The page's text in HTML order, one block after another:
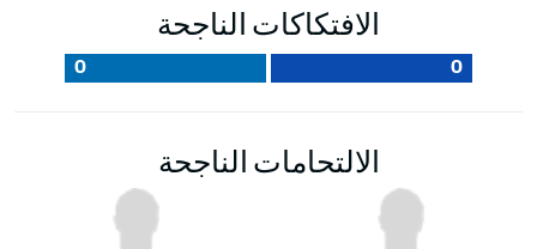
الافتكاكات الناجحة
0
0
الالتحامات الناجحة